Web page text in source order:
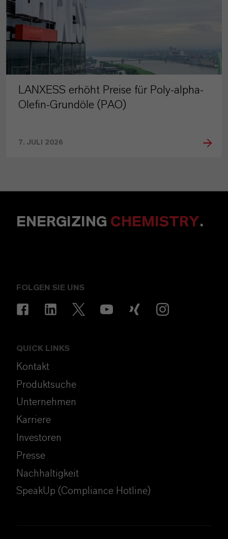
LANXESS erhöht Preise für Poly-alpha-
Olefin-Grundöle (PAO)
7. JULI 2026
ENERGIZING CHEMISTRY.
FOLGEN SIE UNS
QUICK LINKS
Kontakt
Produktsuche
Unternehmen
Karriere
Investoren
Presse
Nachhaltigkeit
SpeakUp (Compliance Hotline)